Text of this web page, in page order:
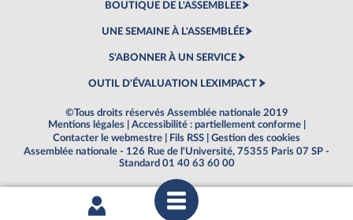
BOUTIQUE DE L'ASSEMBLEE
UNE SEMAINE À L'ASSEMBLÉE
S'ABONNER À UN SERVICE
OUTIL D'ÉVALUATION LEXIMPACT
©Tous droits réservés Assemblée nationale 2019
Mentions légales
Accessibilité : partiellement conforme
Contacter le webmestre
Fils RSS
Gestion des cookies
Assemblée nationale - 126 Rue de l'Université, 75355 Paris 07 SP -
Standard 01 40 63 60 00